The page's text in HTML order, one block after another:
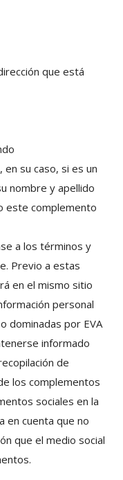
que está
su caso, si es un
nombre y apellido
este complemento
a los términos y
Previo a estas
en el mismo sitio
personal
dominadas por EVA
informado
de
los complementos
sociales en la
en cuenta que no
que el medio social